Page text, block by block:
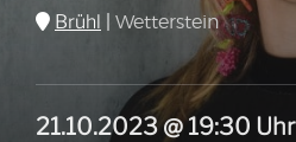
Brühl Wetterstein
21.10.2023 @ 19:30 Uhr